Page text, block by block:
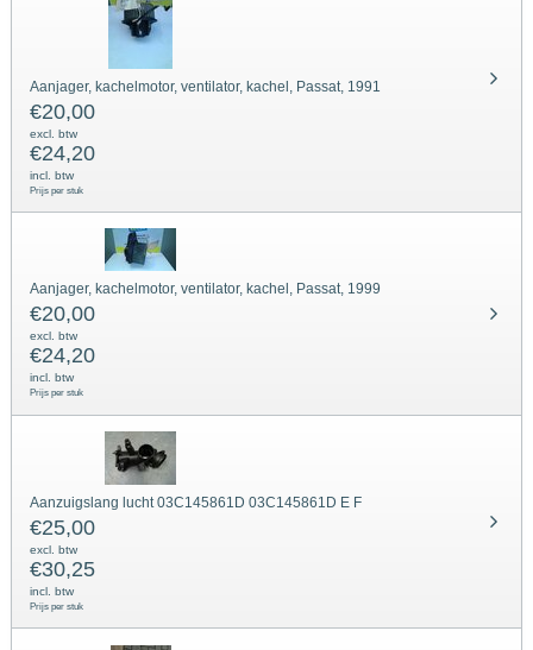
Aanjager, kachelmotor, ventilator, kachel, Passat, 1991
€20,00
excl. btw
€24,20
incl. btw
Prijs per stuk
Aanjager, kachelmotor, ventilator, kachel, Passat, 1999
€20,00
excl. btw
€24,20
incl. btw
Prijs per stuk
Aanzuigslang lucht ​​03C145861D​ ​​​03C145861D E F
€25,00
excl. btw
€30,25
incl. btw
Prijs per stuk